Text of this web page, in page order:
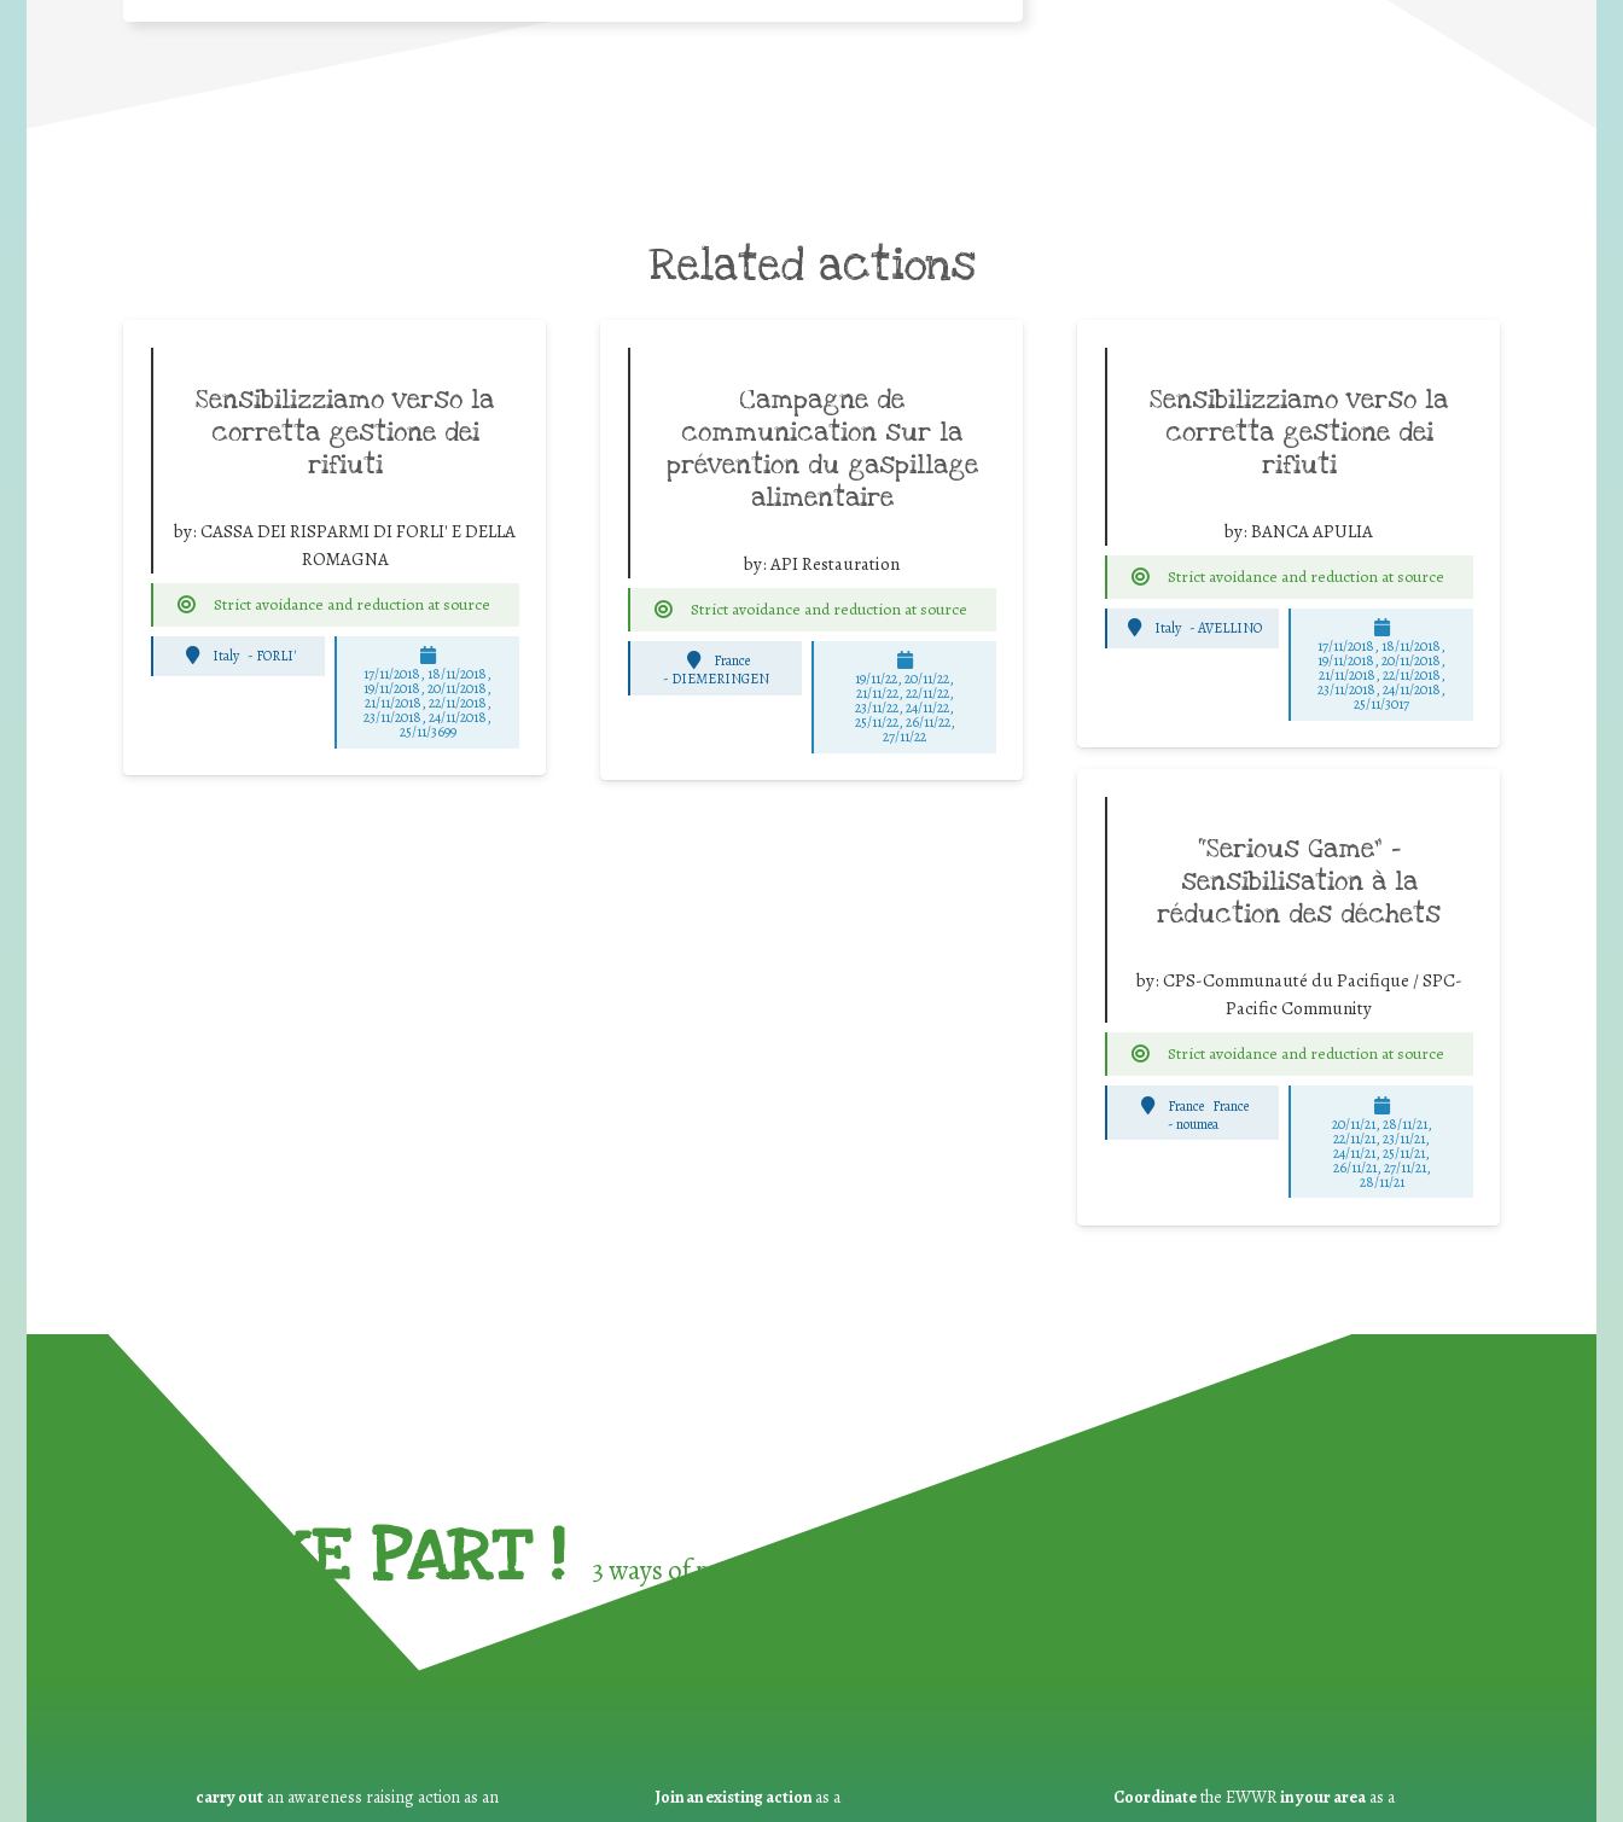
Related actions
Sensibilizziamo verso la
corretta gestione dei
rifiuti
by: CASSA DEI RISPARMI DI FORLI' E DELLA
ROMAGNA
Strict avoidance and reduction at source
Italy - FORLI'
17/11/2018, 18/11/2018,
19/11/2018, 20/11/2018,
21/11/2018, 22/11/2018,
23/11/2018, 24/11/2018,
25/11/3699
Campagne de
communication sur la
prévention du gaspillage
alimentaire
by:API Restauration
Strict avoidance and reduction at source
France
- DIEMERINGEN 19/11/22, 20/11/22,
21/11/22, 22/11/22,
23/11/22, 24/11/22,
25/11/22, 26/11/22,
27/11/22
Sensibilizziamo verso la
corretta gestione dei
rifiuti
by: BANCA APULIA
Strict avoidance and reduction at source
Italy -AVELLINO
17/11/2018, 18/11/2018,
19/11/2018, 20/11/2018,
21/11/2018, 22/11/2018,
23/11/2018, 24/11/2018,
25/11/3017
“Serious Game” –
sensibilisation à la
réduction des déchets
by: CPS-Communauté du Pacifique / SPC-
Pacific Community
Strict avoidance and reduction at source
France France
-noumea 20/11/21, 28/11/21,
22/11/21, 23/11/21,
24/11/21, 25/11/21,
26/11/21, 27/11/21,
28/11/21
TAKE PART ! 3 ways of participating in the
carry out an awareness raising action as an Join an existing actionas a Coordinatethe EWWRin your areaas a